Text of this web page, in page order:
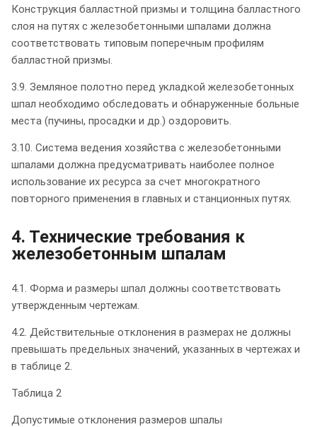
Конструкция балластной призмы и толщина балластного
слоя на путях с железобетонными шпалами должна
соответствовать типовым поперечным профилям
балластной призмы.
3.9. Земляное полотно перед укладкой железобетонных
шпал необходимо обследовать и обнаруженные больные
места (пучины, просадки и др.) оздоровить.
3.10. Система ведения хозяйства с железобетонными
шпалами должна предусматривать наиболее полное
использование их ресурса за счет многократного
повторного применения в главных и станционных путях.
4. Технические требования к
железобетонным шпалам
4.1. Форма и размеры шпал должны соответствовать
утвержденным чертежам.
4.2. Действительные отклонения в размерах не должны
превышать предельных значений, указанных в чертежах и
в таблице 2.
Таблица 2
Допустимые отклонения размеров шпалы